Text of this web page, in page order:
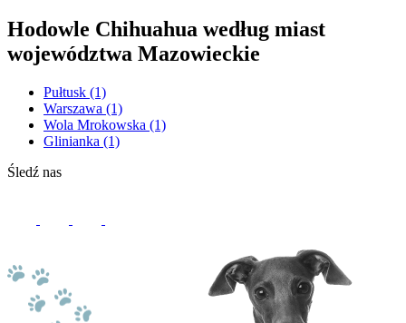
Hodowle Chihuahua według miast
województwa Mazowieckie
Pułtusk (1)
Warszawa (1)
Wola Mrokowska (1)
Glinianka (1)
Śledź nas